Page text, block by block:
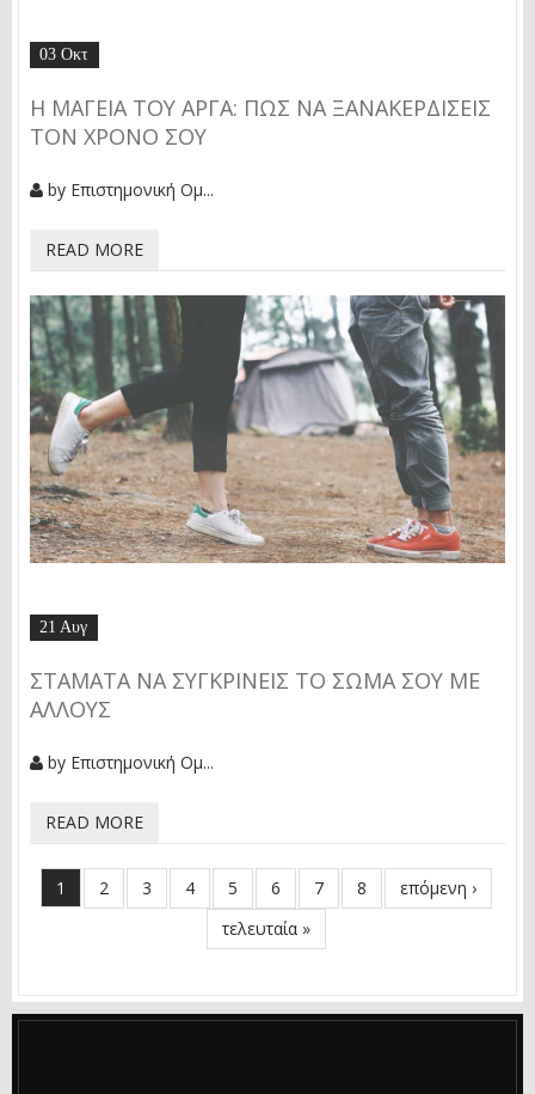
03 Οκτ
Η ΜΑΓΕΊΑ ΤΟΥ ΑΡΓΆ: ΠΏΣ ΝΑ ΞΑΝΑΚΕΡΔΊΣΕΙΣ
ΤΟΝ ΧΡΌΝΟ ΣΟΥ
by Επιστημονική Ομ...
READ MORE
21 Αυγ
ΣΤΑΜΆΤΑ ΝΑ ΣΥΓΚΡΊΝΕΙΣ ΤΟ ΣΏΜΑ ΣΟΥ ΜΕ
ΆΛΛΟΥΣ
by Επιστημονική Ομ...
READ MORE
1 2 3 4 5 6 7 8
επόμενη ›
τελευταία »